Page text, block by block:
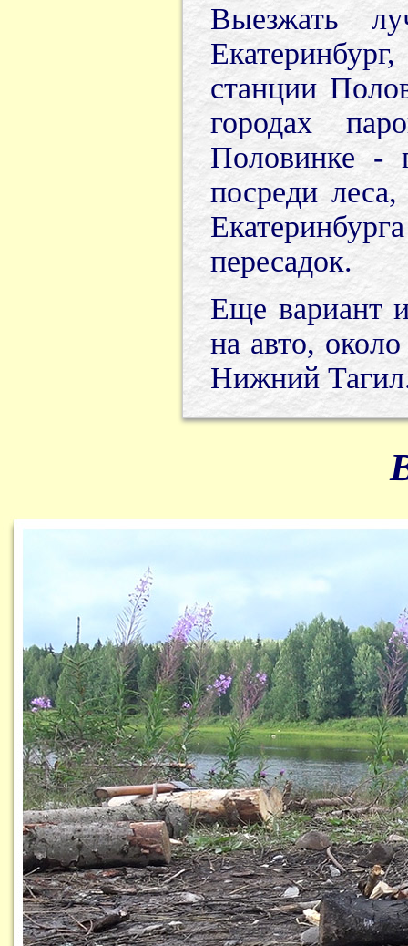
Выезжать
станции
городах
Половинке -
посреди
пересадок.
Еще вариант
на авто,
Нижний